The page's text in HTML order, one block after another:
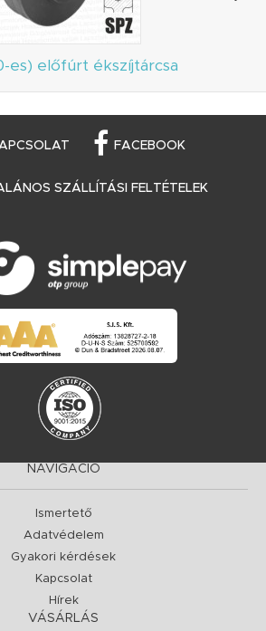
es) előfúrt ékszíjtárcsa
FACEBOOK
SZÁLLÍTÁSI FELTÉTELEK
NAVIGÁCIÓ
Ismertető
Adatvédelem
Gyakori kérdések
Kapcsolat
Hírek
VÁSÁRLÁS